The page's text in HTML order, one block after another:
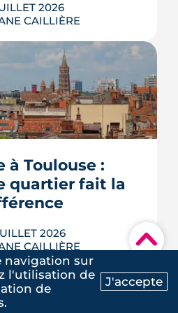
Contactez-nous
▾
5/5
G.| le 20 Mai 2025
2026
CAILLIÈRE
du 8 juillet, un
ou G pourra rester
de travaux.
quand on
des échéances et
L'ARTICLE
à Toulouse :
quartier fait la
2026
CAILLIÈRE
navigation sur
l'utilisation de
de
J'accepte